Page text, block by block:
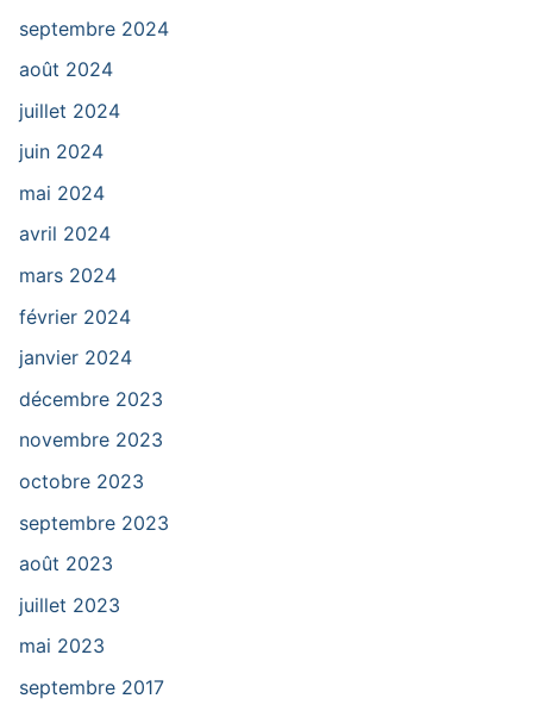
septembre 2024
août 2024
juillet 2024
juin 2024
mai 2024
avril 2024
mars 2024
février 2024
janvier 2024
décembre 2023
novembre 2023
octobre 2023
septembre 2023
août 2023
juillet 2023
mai 2023
septembre 2017